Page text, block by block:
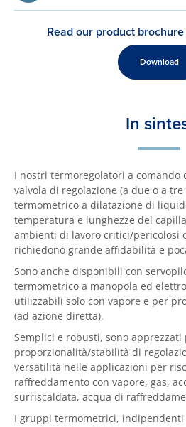
Read our product
Download
In
I nostri termoregolatori a comando
valvola di regolazione (a due o a
termometrico a dilatazione di
temperatura e lunghezze del
ambienti di lavoro critici/pericolosi
richiedono grande affidabilità e
Sono anche disponibili con
termometrico a manopola ed
utilizzabili solo con vapore e per
(ad azione diretta).
Semplici e robusti, sono apprezzati
proporzionalità/stabilità di
versatilità nelle applicazioni per
raffreddamento con vapore, gas,
surriscaldata, acqua di
I gruppi termometrici,